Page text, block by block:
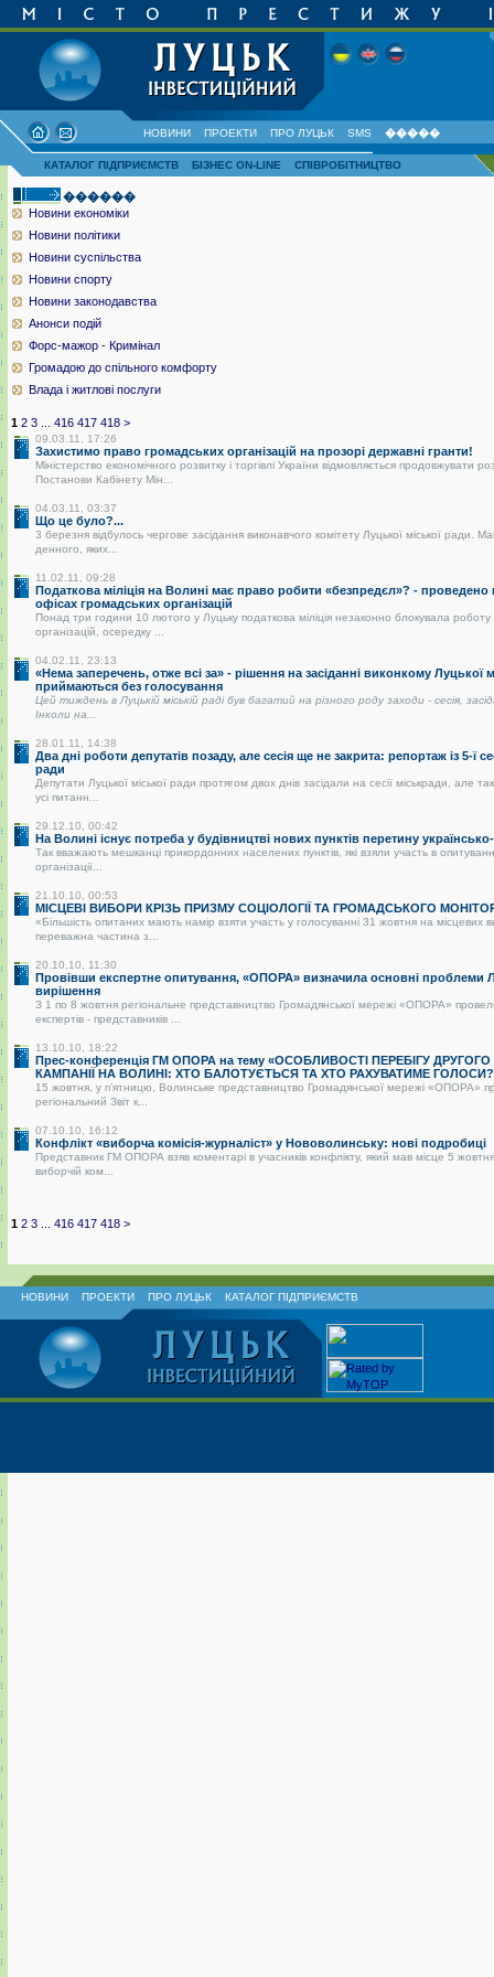
НОВИНИ ПРОЕКТИ ПРО ЛУЦЬК SMS �����
КАТАЛОГ ПІДПРИЄМСТВ БІЗНЕС ON-LINE СПІВРОБІТНИЦТВО
������
Новини економіки
Новини політики
Новини суспільства
Новини спорту
Новини законодавства
Анонси подій
Форс-мажор - Кримінал
Громадою до спільного комфорту
Влада і житлові послуги
1 2 3 416 417 418 >
09.03.11, 17:26
Захистимо право громадських організацій на прозорі державні гранти!
Міністерство економічного розвитку і торгівлі України відмовляється продовжувати
Постанови Кабінету Мін...
04.03.11, 03:37
Що це було?...
3 березня відбулось чергове засідання виконавчого комітету Луцької міської ради.
денного, яких...
11.02.11, 09:28
Податкова міліція на Волині має право робити «безпредєл»? -
офісах громадських організацій
Понад три години 10 лютого у Луцьку податкова міліція незаконно блокувала
організацій, осередку ...
04.02.11, 23:13
«Нема заперечень, отже всі за» - рішення на засіданні виконкому Луцької
приймаються без голосування
Цей тиждень в Луцькій міській раді був багатий на різного роду заходи - сесія,
Інколи на...
28.01.11, 14:38
Два дні роботи депутатів позаду, але сесія ще не закрита: репортаж із 5-ї
ради
Депутати Луцької міської ради протягом двох днів засідали на сесії міськради, але
усі питанн...
29.12.10, 00:42
На Волині існує потреба у будівництві нових пунктів перетину
Так вважають мешканці прикордонних населених пунктів, які взяли участь в
організації...
21.10.10, 00:53
МІСЦЕВІ ВИБОРИ КРІЗЬ ПРИЗМУ СОЦІОЛОГІЇ ТА ГРОМАДСЬКОГО
«Більшість опитаних мають намір взяти участь у голосуванні 31 жовтня на місцевих
переважна частина з...
20.10.10, 11:30
Провівши експертне опитування, «ОПОРА» визначила основні проблеми
вирішення
З 1 по 8 жовтня регіональне представництво Громадянської мережі «ОПОРА»
експертів - представників ...
13.10.10, 18:22
Прес-конференція ГМ ОПОРА на тему «ОСОБЛИВОСТІ ПЕРЕБІГУ
КАМПАНІЇ НА ВОЛИНІ: ХТО БАЛОТУЄТЬСЯ ТА ХТО РАХУВАТИМЕ
15 жовтня, у п’ятницю, Волинське представництво Громадянської мережі «ОПОРА»
регіональний Звіт к...
07.10.10, 16:12
Конфлікт «виборча комісія-журналіст» у Нововолинську: нові подробиці
Представник ГМ ОПОРА взяв коментарі в учасників конфлікту, який мав місце 5 жовтня
виборчій ком...
1 2 3 416 417 418 >
НОВИНИ ПРОЕКТИ ПРО ЛУЦЬК КАТАЛОГ ПІДПРИЄМСТВ